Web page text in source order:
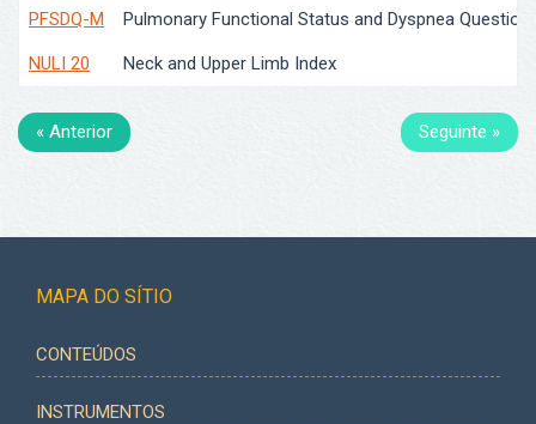
PFSDQ-M Pulmonary Functional Status and Dyspnea
NULI 20 Neck and Upper Limb Index
« Anterior Seguinte »
MAPA DO SÍTIO
CONTEÚDOS
INSTRUMENTOS